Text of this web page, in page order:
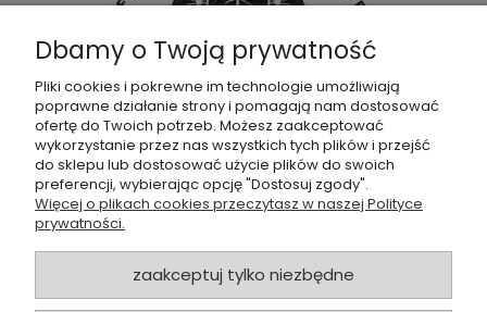
Dołącz do naszejgrupy facebookowej !
POMOC
SKLEP
Dbamy o Twoją prywatność
Pliki cookies i pokrewne im technologie umożliwiają
poprawne działanie strony i pomagają nam dostosować
ofertę do Twoich potrzeb. Możesz zaakceptować
wykorzystanie przez nas wszystkich tych plików i przejść
do sklepu lub dostosować użycie plików do swoich
preferencji, wybierając opcję "Dostosuj zgody".
Więcej o plikach cookies przeczytasz w naszej Polityce
prywatności.
zaakceptuj tylko niezbędne